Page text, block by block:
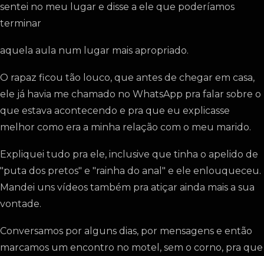
sentei no meu lugar e disse a ele que poderíamos
terminar
aquela aula num lugar mais apropriado.
O rapaz ficou tão louco, que antes de chegar em casa,
ele já havia me chamado no WhatsApp pra falar sobre o
que estava acontecendo e pra que eu explicasse
melhor como era a minha relação com o meu marido.
Expliquei tudo pra ele, inclusive que tinha o apelido de
"puta dos pretos" e "rainha do anal" e ele enlouqueceu.
Mandei uns vídeos também pra atiçar ainda mais a sua
vontade.
Conversamos por alguns dias, por mensagens e então
marcamos um encontro no motel, sem o corno, pra que